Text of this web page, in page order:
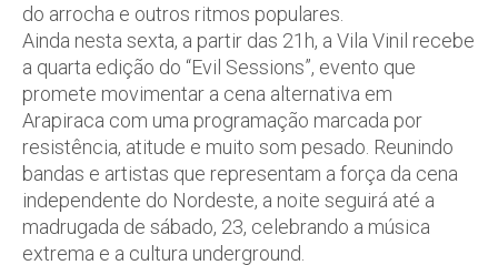
do arrocha e outros ritmos populares.
Ainda nesta sexta, a partir das 21h, a Vila Vinil recebe
a quarta edição do “Evil Sessions”, evento que
promete movimentar a cena alternativa em
Arapiraca com uma programação marcada por
resistência, atitude e muito som pesado. Reunindo
bandas e artistas que representam a força da cena
independente do Nordeste, a noite seguirá até a
madrugada de sábado, 23, celebrando a música
extrema e a cultura underground.